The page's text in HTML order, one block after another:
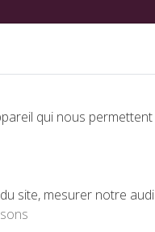
qui nous permettent
site, mesurer notre